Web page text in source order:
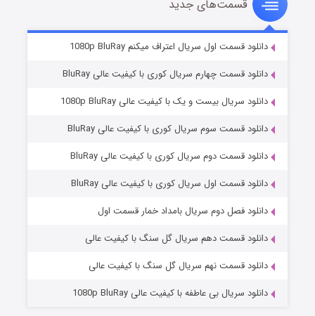
سریال زشت
قسمت۲ (زیرنویس) منتشر شد
مردگان متحرک: شهر مرده ۳
قسمت۲ (زیرنویس) منتشر شد
قسمت‌های جدید
دانلود قسمت اول سریال اعتراف میکنم 1080p BluRay
دانلود قسمت چهارم سریال کوری با کیفیت عالی BluRay
دانلود سریال بیست و یک با کیفیت عالی 1080p BluRay
دانلود قسمت سوم سریال کوری با کیفیت عالی BluRay
دانلود قسمت دوم سریال کوری با کیفیت عالی BluRay
دانلود قسمت اول سریال کوری با کیفیت عالی BluRay
دانلود فصل دوم سریال بامداد خمار قسمت اول
دانلود قسمت دهم سریال گل سنگ با کیفیت عالی
دانلود قسمت نهم سریال گل سنگ با کیفیت عالی
دانلود سریال بی عاطفه با کیفیت عالی 1080p BluRay